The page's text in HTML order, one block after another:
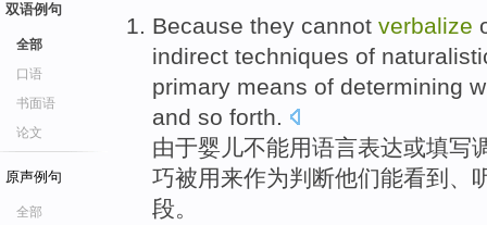
双语例句
全部
口语
书面语
论文
原声例句
全部
Because they cannot verbalize
indirect techniques of
primary means of determining
and so forth.
由于婴儿不能用语言表达或填写
巧被用来作为判断他们能看到 、
段。